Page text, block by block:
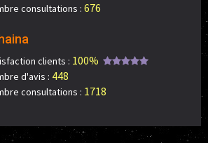
consultations : 676
clients : 100%
d'avis : 448
consultations : 1718